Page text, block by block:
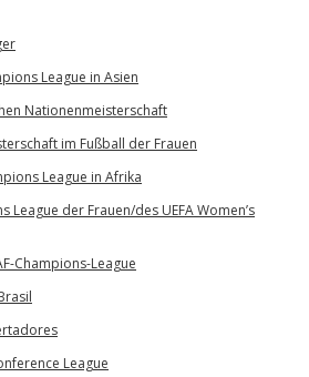
League in Asien
Nationenmeisterschaft
im Fußball der Frauen
League in Afrika
League der Frauen/des UEFA Women’s
Champions-League
League